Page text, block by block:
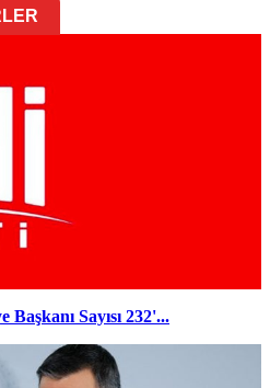
Sayısı 232'...